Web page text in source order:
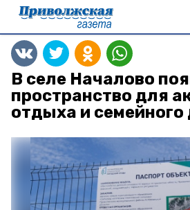
В селе Началово
пространство для
отдыха и семейного